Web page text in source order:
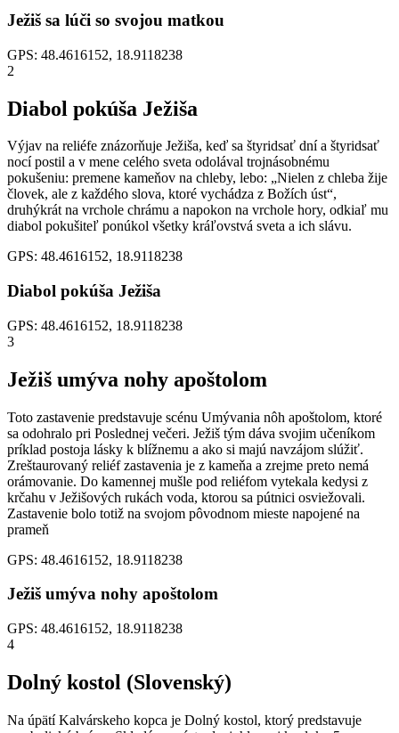
Ježiš sa lúči so svojou matkou
GPS: 48.4616152, 18.9118238
2
Diabol pokúša Ježiša
Výjav na reliéfe znázorňuje Ježiša, keď sa štyridsať dní a štyridsať
nocí postil a v mene celého sveta odolával trojnásobnému
pokušeniu: premene kameňov na chleby, lebo: „Nielen z chleba žije
človek, ale z každého slova, ktoré vychádza z Božích úst“,
druhýkrát na vrchole chrámu a napokon na vrchole hory, odkiaľ mu
diabol pokušiteľ ponúkol všetky kráľovstvá sveta a ich slávu.
GPS: 48.4616152, 18.9118238
Diabol pokúša Ježiša
GPS: 48.4616152, 18.9118238
3
Ježiš umýva nohy apoštolom
Toto zastavenie predstavuje scénu Umývania nôh apoštolom, ktoré
sa odohralo pri Poslednej večeri. Ježiš tým dáva svojim učeníkom
príklad postoja lásky k blížnemu a ako si majú navzájom slúžiť.
Zreštaurovaný reliéf zastavenia je z kameňa a zrejme preto nemá
orámovanie. Do kamennej mušle pod reliéfom vytekala kedysi z
krčahu v Ježišových rukách voda, ktorou sa pútnici osviežovali.
Zastavenie bolo totiž na svojom pôvodnom mieste napojené na
prameň
GPS: 48.4616152, 18.9118238
Ježiš umýva nohy apoštolom
GPS: 48.4616152, 18.9118238
4
Dolný kostol (Slovenský)
Na úpätí Kalvárskeho kopca je Dolný kostol, ktorý predstavuje